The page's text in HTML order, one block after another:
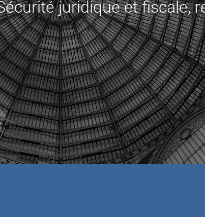
juridique et fiscale,